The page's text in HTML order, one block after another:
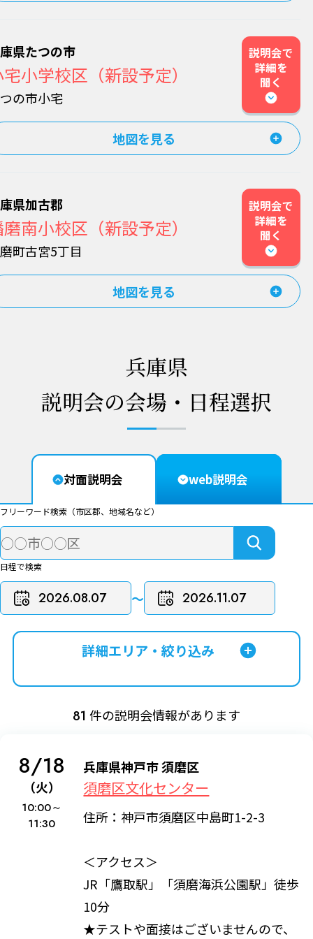
県たつの市
小学校区（新設予定）
の市小宅
説明会で
詳細を
聞く
地図を見る
県加古郡
南小校区（新設予定）
町古宮5丁目
説明会で
詳細を
聞く
地図を見る
兵庫県
説明会の会場・日程選択
対面説明会 web説明会
フリーワード検索（市区郡、地域名など）
日程で検索
〜
詳細エリア・絞り込み
81 件の説明会情報があります
8/18
（火）
10:00～
11:30
兵庫県神戸市 須磨区
須磨区文化センター
住所：神戸市須磨区中島町1-2-3
＜アクセス＞
JR「鷹取駅」「須磨海浜公園駅」徒歩
10分
★テストや面接はございませんので、